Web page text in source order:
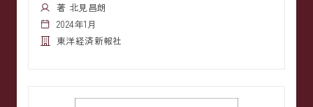
著 北見昌朗
2024年1月
東洋経済新報社